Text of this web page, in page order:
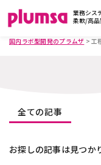
業務シス
柔軟/高
国内ラボ型開発のプラムザ >工
全ての記事
お探しの記事は見つか